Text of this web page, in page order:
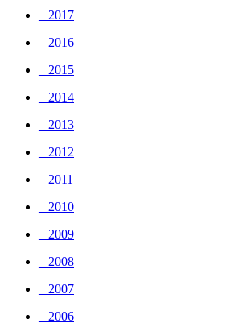
_ 2017
_ 2016
_ 2015
_ 2014
_ 2013
_ 2012
_ 2011
_ 2010
_ 2009
_ 2008
_ 2007
_ 2006